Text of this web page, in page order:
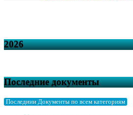
2026
Последние документы
Последнии Документы по всем категориям